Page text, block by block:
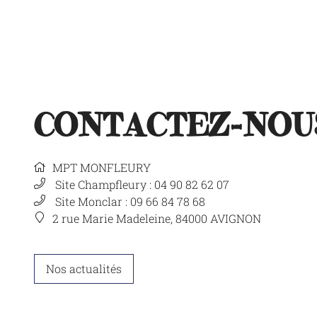
CONTACTEZ-
MPT MONFLEURY
Site Champfleury : 04 90 82 62 07
Site Monclar : 09 66 84 78 68
2 rue Marie Madeleine, 84000 AVIGNON
Nos actualités